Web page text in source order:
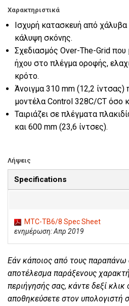
Χαρακτηριστικά
Ισχυρή κατασκευή από χάλυβα
κάλυψη σκόνης.
Σχεδιασμός Over-The-Grid που
ήχου στο πλέγμα οροφής,
κρότο.
Άνοιγμα 310 mm (12,2 ίντσας)
μοντέλα Control 328C/CT όσο
Ταιριάζει σε πλέγματα
και 600 mm (23,6 ίντσες).
Λήψεις
Specifications
MTC-TB6/8 Spec Sheet
ενημέρωση: Απρ 2019
Εάν κάποιος από τους παραπάνω
αποτέλεσμα παράξενους
περιήγησής σας, κάντε δεξί κλικ
αποθηκεύσετε στον υπολογιστή